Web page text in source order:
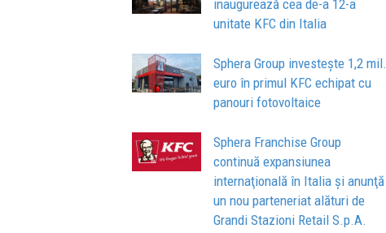
inaugurează cea de-a 12-a
unitate KFC din Italia
Sphera Group investește 1,2 mil.
euro în primul KFC echipat cu
panouri fotovoltaice
Sphera Franchise Group
continuă expansiunea
internaţională în Italia şi anunţă
un nou parteneriat alături de
Grandi Stazioni Retail S.p.A.